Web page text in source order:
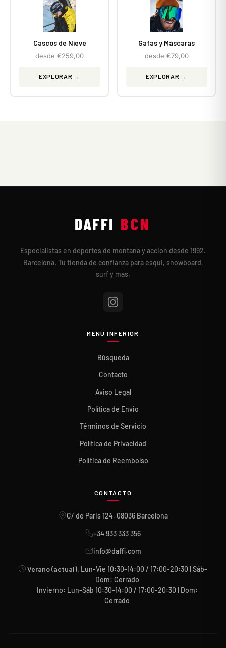
Cascos de Nieve
desde €259,00
EXPLORAR →
Gafas y Máscaras
desde €79,00
EXPLORAR →
DAFFI BCN
Especialistas en deportes de montana y accion desde 1992.
Barcelona. Tu tienda de confianza para esqui, snowboard,
surf y mas.
MENÚ INFERIOR
Búsqueda
Contacto
Aviso Legal
Política de Envio
Términos de Servicio
Política de Privacidad
Politica de Reembolso
CONTACTO
C/ de Paris 124, 08036 Barcelona
+34 933 333 356
info@daffi.com
Verano (actual): Lun-Vie 10:30-14:00 / 17:00-20:30 | Sáb-
Dom: Cerrado
Invierno: Lun-Sáb 10:30-14:00 / 17:00-20:30 | Dom:
Cerrado